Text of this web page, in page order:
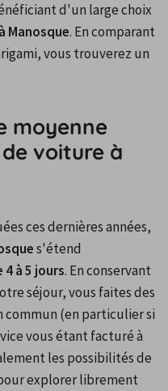
d'un large choix
Manosque. En comparant
vous trouverez un
moyenne
voiture à
ces dernières années,
s'étend
4 à 5 jours. En conservant
séjour, vous faites des
commun (en particulier si
vous étant facturé à
les possibilités de
explorer librement